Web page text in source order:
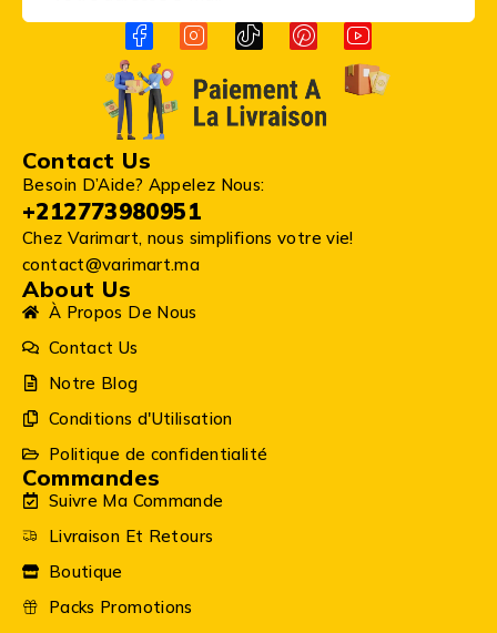
Contact Us
Besoin D’Aide? Appelez Nous:
+212773980951
Chez Varimart, nous simplifions votre vie!
contact@varimart.ma
About Us
À Propos De Nous
Contact Us
Notre Blog
Conditions d'Utilisation
Politique de confidentialité
Commandes
Suivre Ma Commande
Livraison Et Retours
Boutique
Packs Promotions